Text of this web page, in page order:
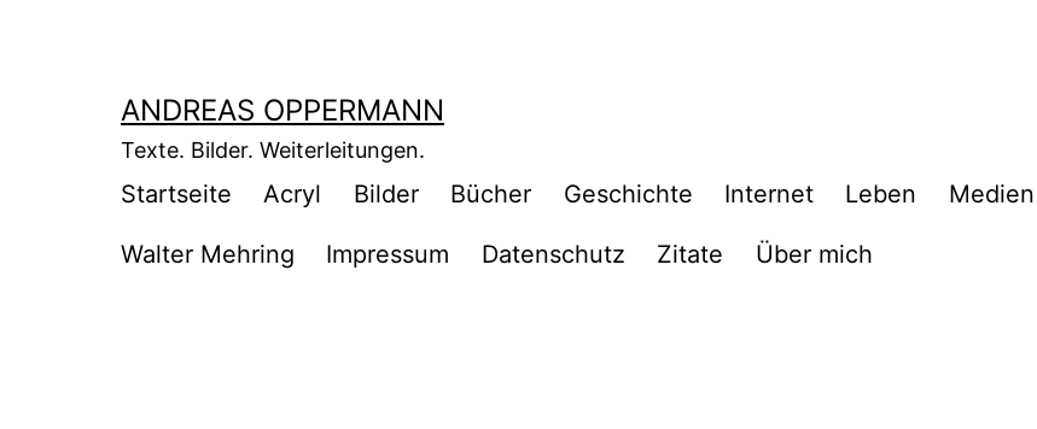
ANDREAS OPPERMANN
Texte. Bilder. Weiterleitungen.
Startseite Acryl Bilder Bücher Geschichte Internet Leben Medien
Walter Mehring Impressum Datenschutz Zitate Über mich